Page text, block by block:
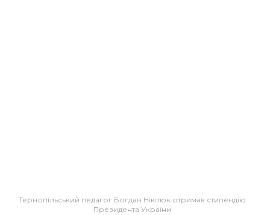
Тернопільський педагог Богдан Нікітюк отримав стипендію
Президента України